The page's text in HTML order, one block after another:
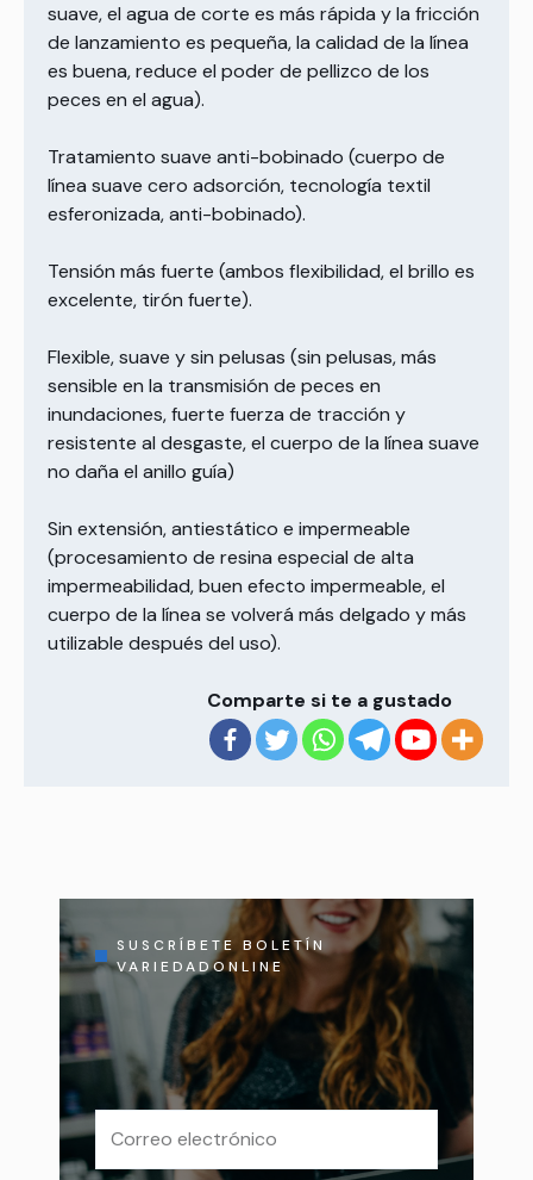
suave, el agua de corte es más rápida y la fricción
de lanzamiento es pequeña, la calidad de la línea
es buena, reduce el poder de pellizco de los
peces en el agua).
Tratamiento suave anti-bobinado (cuerpo de
línea suave cero adsorción, tecnología textil
esferonizada, anti-bobinado).
Tensión más fuerte (ambos flexibilidad, el brillo es
excelente, tirón fuerte).
Flexible, suave y sin pelusas (sin pelusas, más
sensible en la transmisión de peces en
inundaciones, fuerte fuerza de tracción y
resistente al desgaste, el cuerpo de la línea suave
no daña el anillo guía)
Sin extensión, antiestático e impermeable
(procesamiento de resina especial de alta
impermeabilidad, buen efecto impermeable, el
cuerpo de la línea se volverá más delgado y más
utilizable después del uso).
Comparte si te a gustado
SUSCRÍBETE BOLETÍN
VARIEDADONLINE